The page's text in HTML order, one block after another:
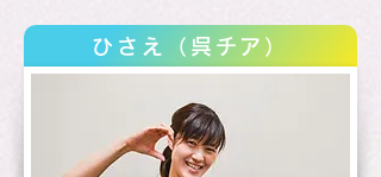
ひさえ（呉チア）